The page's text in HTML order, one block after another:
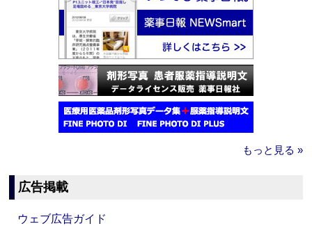
もっと見る »
広告掲載
ウェブ広告ガイド